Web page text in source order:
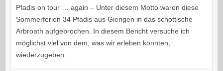
Pfadis on tour … again – Unter diesem Motto waren diese
Sommerferien 34 Pfadis aus Giengen in das schottische
Arbroath aufgebrochen. In diesem Bericht versuche ich
möglichst viel von dem, was wir erleben konnten,
wiederzugeben.